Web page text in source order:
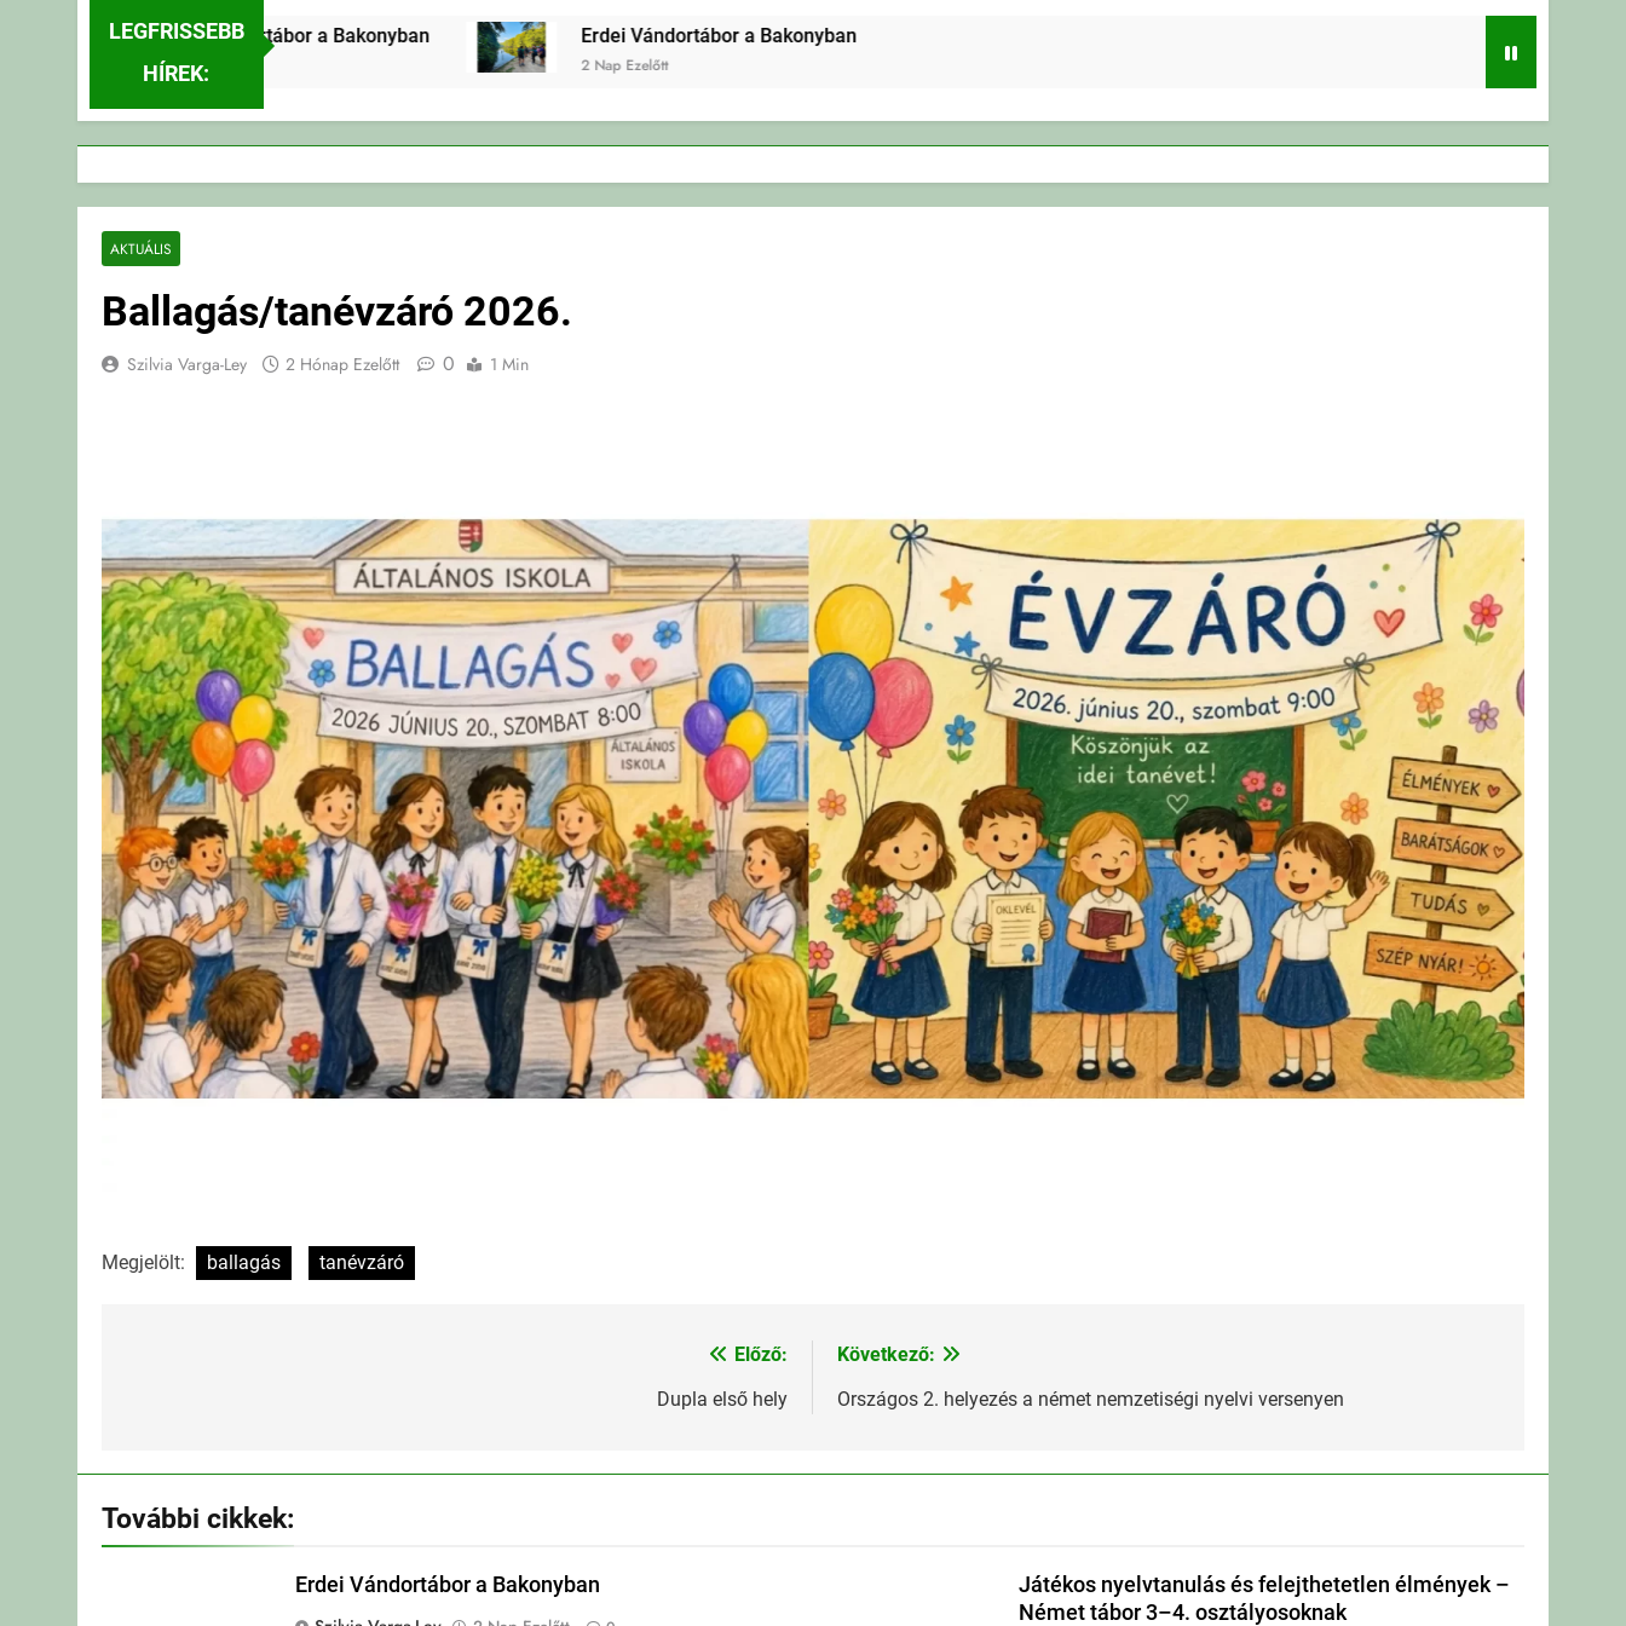
LEGFRISSEBB
HÍREK:
Erdei Vándortábor a Bakonyban
2 Nap Ezelőtt
Erdei Vándortábor a Bakonyban
2 Nap Ezelőtt
AKTUÁLIS
Ballagás/tanévzáró 2026.
Szilvia Varga-Ley 2 Hónap Ezelőtt 0 1 Min
Megjelölt: ballagás tanévzáró
Előző:
Dupla első hely
Következő:
Országos 2. helyezés a német nemzetiségi nyelvi versenyen
További cikkek:
Erdei Vándortábor a Bakonyban
Játékos nyelvtanulás és felejthetetlen élmények –
Német tábor 3–4. osztályosoknak